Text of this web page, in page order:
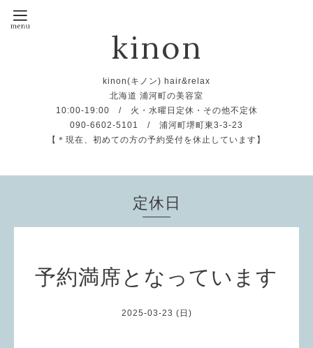
kinon
kinon(キノン) hair&relax
北海道 浦河町の美容室
10:00-19:00 / 火・水曜日定休・その他不定休
090-6602-5101 / 浦河町堺町東3-3-23
【＊現在、初めての方の予約受付を休止しています】
定休日
予約満席となっています
2025-03-23 (日)